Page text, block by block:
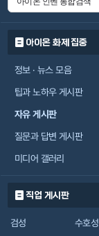
아이온 화제 집중
정보 · 뉴스 모음
팁과 노하우 게시판
자유 게시판
질문과 답변 게시판
미디어 갤러리
직업 게시판
검성
수호성